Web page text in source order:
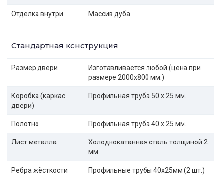
Отделка внутри Массив дуба
Стандартная конструкция
Размер двери
Изготавливается любой (цена при
размере 2000x800 мм.)
Коробка (каркас
двери)
Профильная труба 50 х 25 мм.
Полотно Профильная труба 40 х 25 мм.
Лист металла
Холоднокатанная сталь толщиной 2
мм.
Ребра жёсткости Профильные трубы 40х25мм (2 шт.)